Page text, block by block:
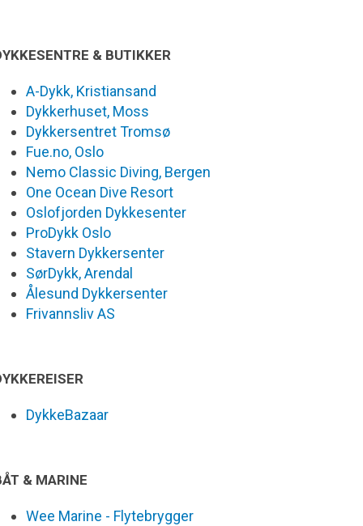
& BUTIKKER
A-Dykk, Kristiansand
Dykkerhuset, Moss
Dykkersentret Tromsø
Fue.no, Oslo
Nemo Classic Diving, Bergen
One Ocean Dive Resort
Oslofjorden Dykkesenter
ProDykk Oslo
Stavern Dykkersenter
SørDykk, Arendal
Ålesund Dykkersenter
Frivannsliv AS
DykkeBazaar
& MARINE
Wee Marine - Flytebrygger